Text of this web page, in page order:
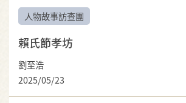
人物故事訪查團
賴氏節孝坊
劉至浩
2025/05/23